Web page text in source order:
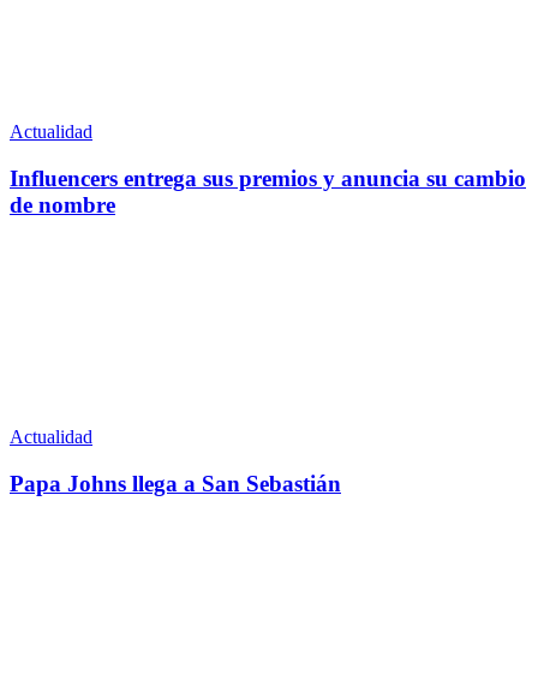
Actualidad
Influencers entrega sus premios y anuncia su cambio
de nombre
Actualidad
Papa Johns llega a San Sebastián